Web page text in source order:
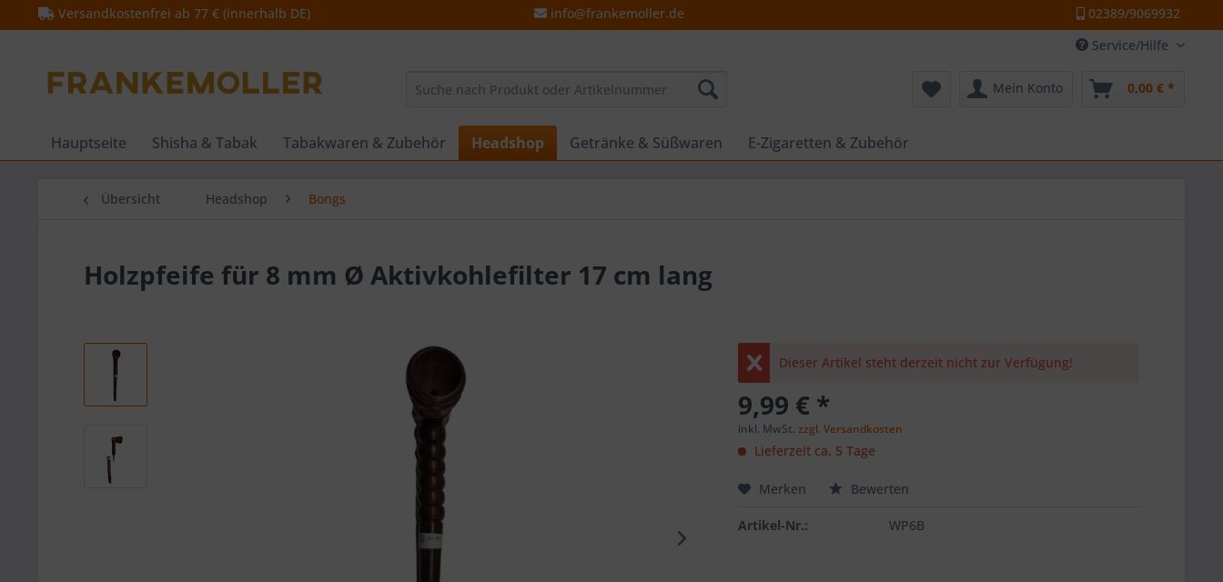
Versandkostenfrei ab 77 € (innerhalb DE) info@frankemoller.de
02389/9069932
Service/Hilfe
Mein Konto 0,00 € *
Hauptseite Shisha & Tabak Tabakwaren & Zubehör Headshop Getränke & Süßwaren E-Zigaretten & Zubehör
Übersicht Headshop Bongs
Holzpfeife für 8 mm Ø Aktivkohlefilter 17 cm lang
Dieser Artikel steht derzeit nicht zur Verfügung!
9,99 € *
inkl. MwSt.zzgl. Versandkosten
Lieferzeit ca. 5 Tage
Merken Bewerten
Artikel-Nr.: WP6B